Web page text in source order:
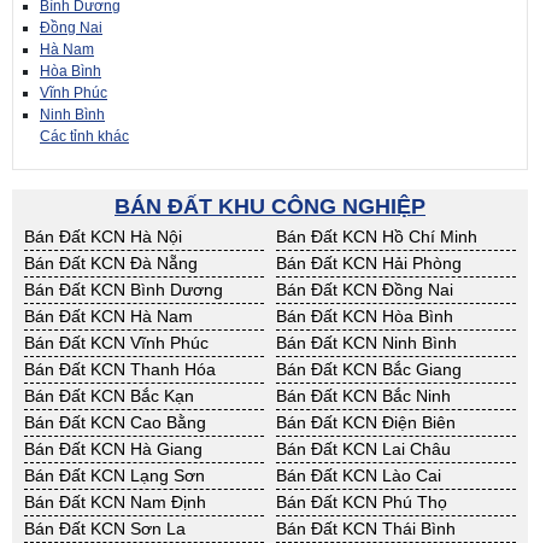
Bình Dương
Đồng Nai
Hà Nam
Hòa Bình
Vĩnh Phúc
Ninh Bình
Các tỉnh khác
BÁN ĐẤT KHU CÔNG NGHIỆP
Bán Đất KCN Hà Nội
Bán Đất KCN Hồ Chí Minh
Bán Đất KCN Đà Nẵng
Bán Đất KCN Hải Phòng
Bán Đất KCN Bình Dương
Bán Đất KCN Đồng Nai
Bán Đất KCN Hà Nam
Bán Đất KCN Hòa Bình
Bán Đất KCN Vĩnh Phúc
Bán Đất KCN Ninh Bình
Bán Đất KCN Thanh Hóa
Bán Đất KCN Bắc Giang
Bán Đất KCN Bắc Kạn
Bán Đất KCN Bắc Ninh
Bán Đất KCN Cao Bằng
Bán Đất KCN Điện Biên
Bán Đất KCN Hà Giang
Bán Đất KCN Lai Châu
Bán Đất KCN Lạng Sơn
Bán Đất KCN Lào Cai
Bán Đất KCN Nam Định
Bán Đất KCN Phú Thọ
Bán Đất KCN Sơn La
Bán Đất KCN Thái Bình